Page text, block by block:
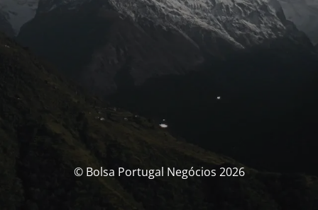
© Bolsa Portugal Negócios 2026